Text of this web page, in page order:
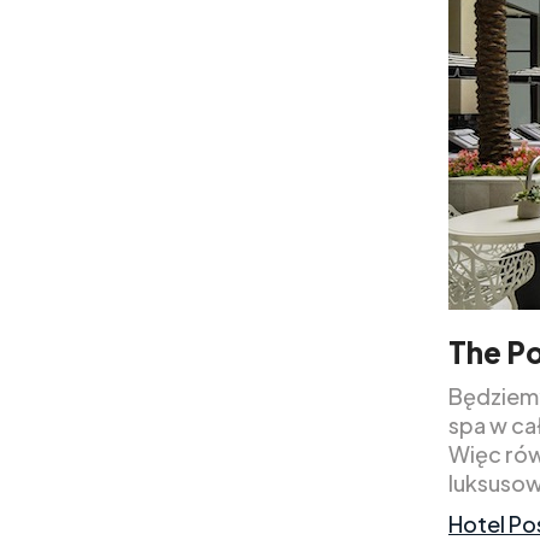
The
spa w
Więc
Hotel